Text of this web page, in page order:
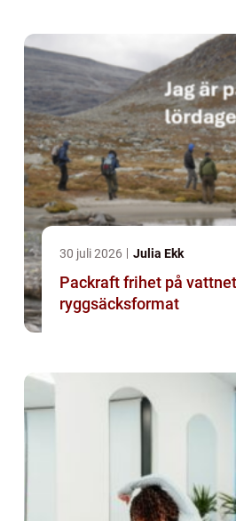
30 juli 2026 Julia Ekk
Packraft frihet på vattnet i
ryggsäcksformat